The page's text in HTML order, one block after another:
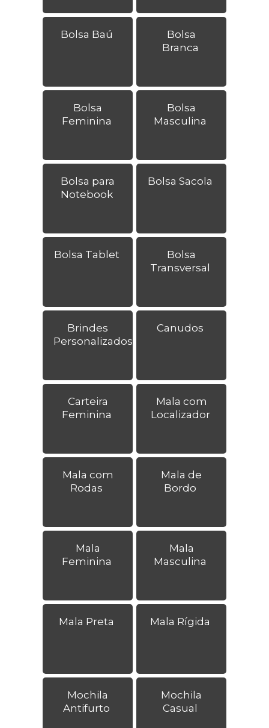
Bolsa Baú
Bolsa
Branca
Bolsa
Feminina
Bolsa
Masculina
Bolsa para
Notebook
Bolsa Sacola
Bolsa Tablet
Bolsa
Transversal
Brindes
Personalizados
Canudos
Carteira
Feminina
Mala com
Localizador
Mala com
Rodas
Mala de
Bordo
Mala
Feminina
Mala
Masculina
Mala Preta Mala Rígida
Mochila
Antifurto
Mochila
Casual